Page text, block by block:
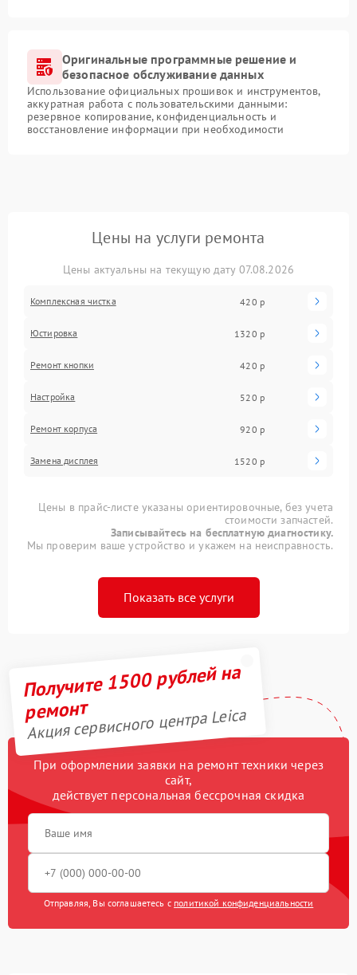
Оригинальные программные решение и
безопасное обслуживание данных
Использование официальных прошивок и инструментов,
аккуратная работа с пользовательскими данными:
резервное копирование, конфиденциальность и
восстановление информации при необходимости
Цены на услуги ремонта
Цены актуальны на текущую дату 07.08.2026
Комплексная чистка 420 р
Юстировка 1320 р
Ремонт кнопки 420 р
Настройка 520 р
Ремонт корпуса 920 р
Замена дисплея 1520 р
Цены в прайс-листе указаны ориентировочные, без учета
стоимости запчастей.
Записывайтесь на бесплатную диагностику.
Мы проверим ваше устройство и укажем на неисправность.
Показать все услуги
Получите 1500 рублей на
ремонт
Акция сервисного центра Leica
При оформлении заявки на ремонт техники через
сайт,
действует персональная бессрочная скидка
Отправляя, Вы соглашаетесь с политикой конфиденциальности